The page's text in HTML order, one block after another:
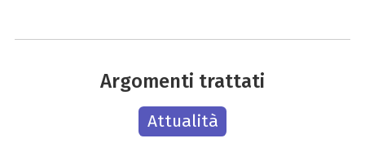
Argomenti trattati
Attualità